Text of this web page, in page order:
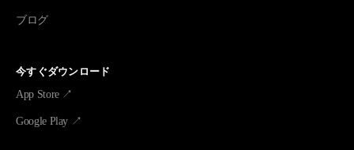
ブログ
今すぐダウンロード
App Store ↗
Google Play ↗